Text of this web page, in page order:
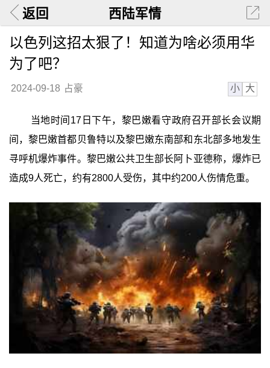
返回 西陆军情
以色列这招太狠了！知道为啥必须用华
为了吧？
2024-09-18 占豪 小 大
当地时间17日下午，黎巴嫩看守政府召开部长会议期
间，黎巴嫩首都贝鲁特以及黎巴嫩东南部和东北部多地发生
寻呼机爆炸事件。黎巴嫩公共卫生部长阿卜亚德称，爆炸已
造成9人死亡，约有2800人受伤，其中约200人伤情危重。